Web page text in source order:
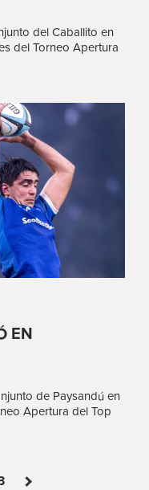
del Caballito en
del Torneo Apertura
EN
de Paysandú en
Apertura del Top